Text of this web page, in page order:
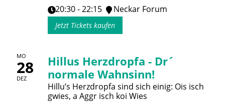
20:30 - 22:15
Neckar Forum
Jetzt Tickets kaufen
MO
28
DEZ
Hillus Herzdropfa - Dr´
normale Wahnsinn!
Hillu’s Herzdropfa sind sich einig: Ois isch
gwies, a Aggr isch koi Wies